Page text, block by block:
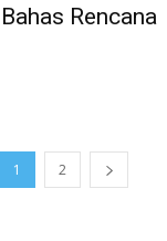
Rencana
1 2